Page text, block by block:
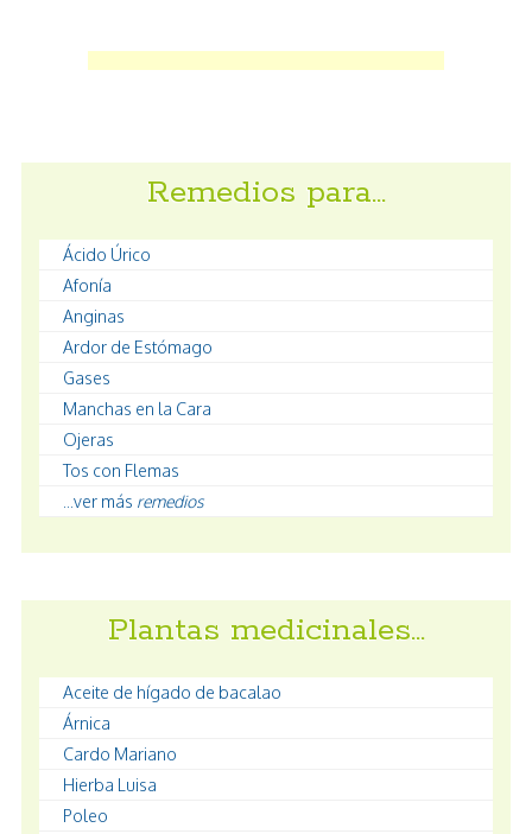
Remedios para…
Ácido Úrico
Afonía
Anginas
Ardor de Estómago
Gases
Manchas en la Cara
Ojeras
Tos con Flemas
...ver más remedios
Plantas medicinales…
Aceite de hígado de bacalao
Árnica
Cardo Mariano
Hierba Luisa
Poleo